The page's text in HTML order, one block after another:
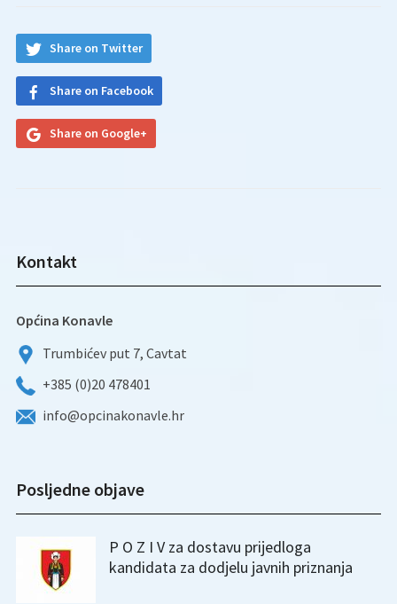
Share on Twitter
Share on Facebook
Share on Google+
Kontakt
Općina Konavle
Trumbićev put 7, Cavtat
+385 (0)20 478401
info@opcinakonavle.hr
Posljedne objave
P O Z I V za dostavu prijedloga
kandidata za dodjelu javnih priznanja